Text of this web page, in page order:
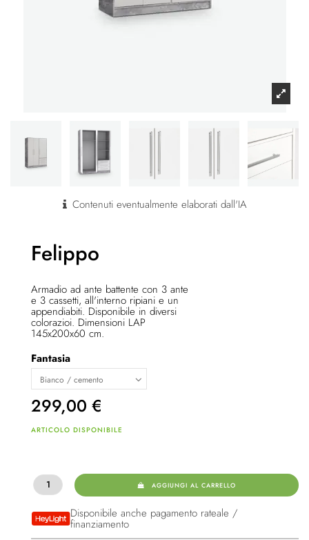
Contenuti eventualmente elaborati dall'IA
Felippo
Armadio ad ante battente con 3 ante
e 3 cassetti, all'interno ripiani e un
appendiabiti. Disponibile in diversi
colorazioi. Dimensioni LAP
145x200x60 cm.
Fantasia
299,00 €
ARTICOLO DISPONIBILE
AGGIUNGI AL CARRELLO
Disponibile anche pagamento rateale /
finanziamento